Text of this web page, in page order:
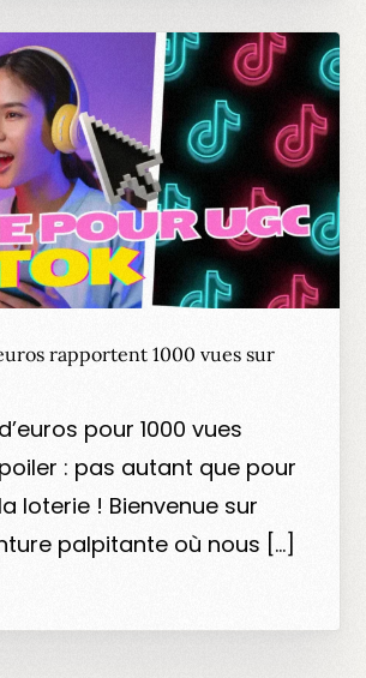
rapportent 1000 vues sur
pour 1000 vues
: pas autant que pour
loterie ! Bienvenue sur
palpitante où nous […]